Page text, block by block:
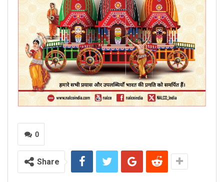
0
Share